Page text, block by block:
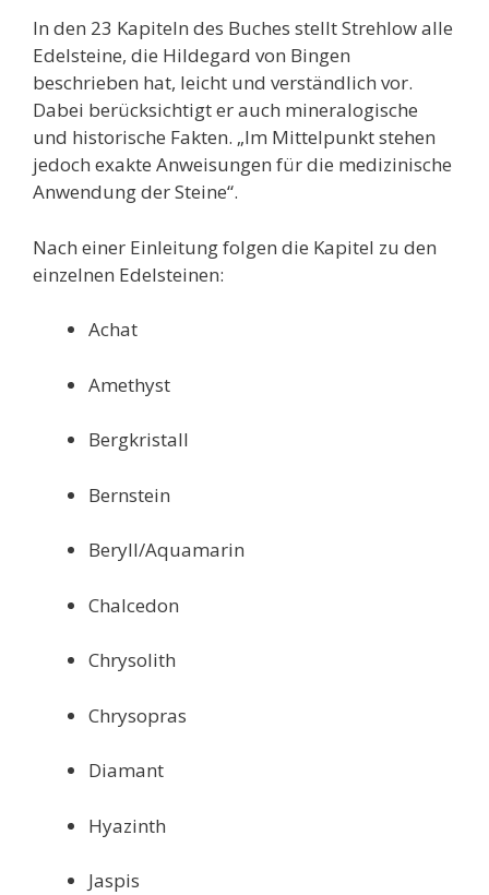
In den 23 Kapiteln des Buches stellt Strehlow alle
Edelsteine, die Hildegard von Bingen
beschrieben hat, leicht und verständlich vor.
Dabei berücksichtigt er auch mineralogische
und historische Fakten. „Im Mittelpunkt stehen
jedoch exakte Anweisungen für die medizinische
Anwendung der Steine“.
Nach einer Einleitung folgen die Kapitel zu den
einzelnen Edelsteinen:
Achat
Amethyst
Bergkristall
Bernstein
Beryll/Aquamarin
Chalcedon
Chrysolith
Chrysopras
Diamant
Hyazinth
Jaspis